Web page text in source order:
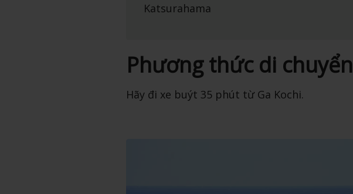
Katsurahama
Phương thức di chuyển
Hãy đi xe buýt 35 phút từ Ga Kochi.